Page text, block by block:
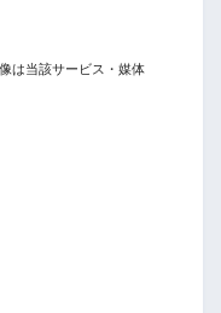
は当該サービス・媒体